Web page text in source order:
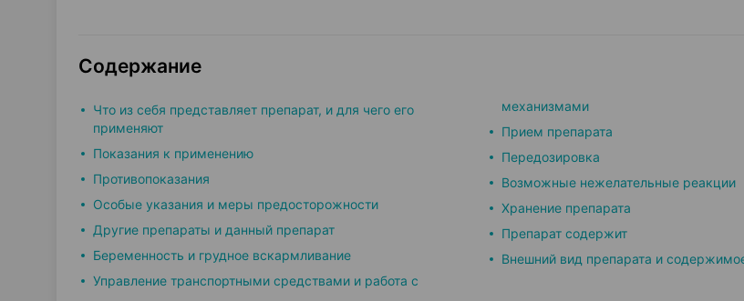
Содержание
Что из себя представляет препарат, и для чего его
применяют
Показания к применению
Противопоказания
Особые указания и меры предосторожности
Другие препараты и данный препарат
Беременность и грудное вскармливание
Управление транспортными средствами и работа с
механизмами
Прием препарата
Передозировка
Возможные нежелательные реакции
Хранение препарата
Препарат содержит
Внешний вид препарата и